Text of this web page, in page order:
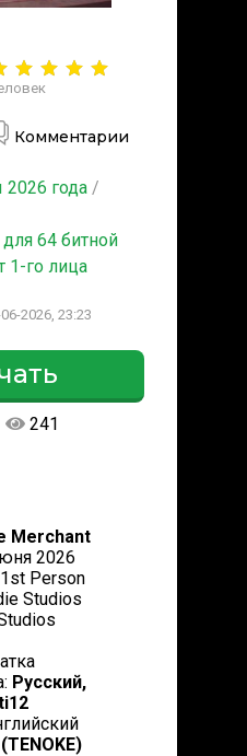
Комментарии
года /
64 битной
1-го лица
2026, 23:23
241
Merchant
2026
Person
Studios
Русский,